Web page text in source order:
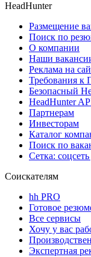
HeadHunter
Размещение
Поиск по
О компании
Наши
Реклама на
Требования к
Безопасный
HeadHunter
Партнерам
Инвесторам
Каталог
Поиск по
Сетка:
Соискателям
hh PRO
Готовое
Все сервисы
Хочу у вас
Экспертная